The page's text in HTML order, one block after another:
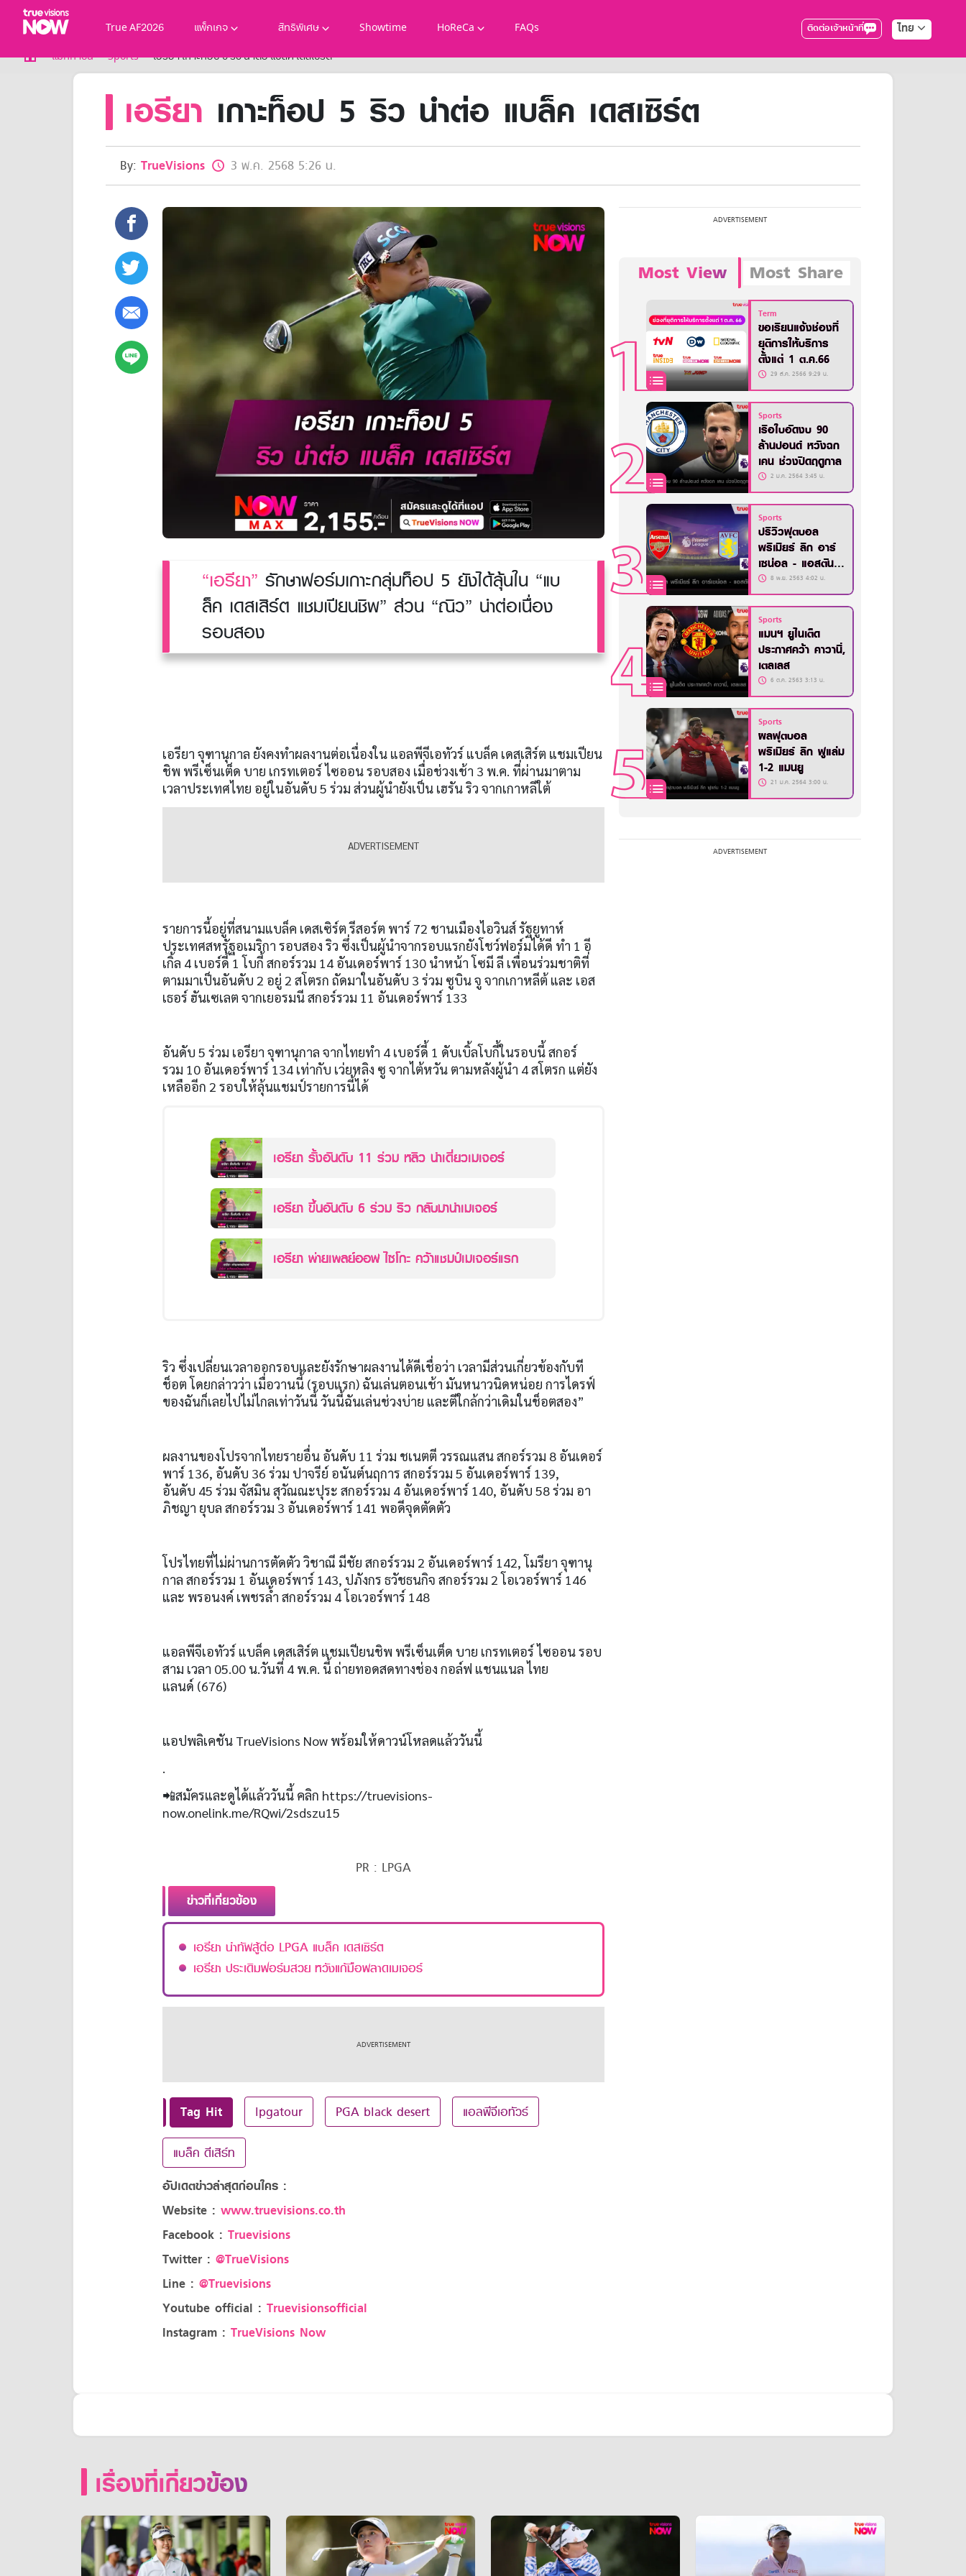
True AF2026 แพ็กเกจ สิทธิพิเศษ Showtime HoReCa FAQs ติดต่อเจ้าหน้าที่ ไทย
True AF2026
แพ็กเกจ
NOW BUNDLES
NOW Muay Thai
แพ็กเกจทรูวิชันส์นาวทั้งหมด
สิทธิพิเศษลูกค้าทรูวิชั่นส์
แพ็กเกจสำหรับผู้ประกอบการ
หาร้านร่วมรายการ
แม็กกาซีน Sports เอรียา เกาะท็อป 5 ริว นำต่อ แบล็ค เดสเซิร์ต
เอรียา เกาะท็อป 5 ริว นำต่อ แบล็ค เดสเซิร์ต
By: TrueVisions 3 พ.ค. 2568 5:26 น.
“เอรียา” รักษาฟอร์มเกาะกลุ่มท็อป 5 ยังได้ลุ้นใน “แบ
ล็ค เดสเสิร์ต แชมเปียนชิพ” ส่วน “ณิว” นำต่อเนื่อง
รอบสอง
เอรียา จุฑานุกาล ยังคงทำผลงานต่อเนื่องใน แอลพีจีเอทัวร์ แบล็ค เดสเสิร์ต แชมเปียน
ชิพ พรีเซ็นเต็ด บาย เกรทเตอร์ ไซออน รอบสอง เมื่อช่วงเช้า 3 พ.ค. ที่ผ่านมาตาม
เวลาประเทศไทย อยู่ในอันดับ 5 ร่วม ส่วนผู้นำยังเป็น เฮรัน ริว จากเกาหลีใต้
รายการนี้อยู่ที่สนามแบล็ค เดสเซิร์ต รีสอร์ต พาร์ 72 ชานเมืองไอวินส์ รัฐยูทาห์
ประเทศสหรัฐอเมริกา รอบสอง ริว ซึ่งเป็นผู้นำจากรอบแรกยังโชว์ฟอร์มได้ดี ทำ 1 อี
เกิ้ล 4 เบอร์ดี้ 1โบกี้ สกอร์รวม 14 อันเดอร์พาร์ 130 นำหน้า โซมี ลี เพื่อนร่วมชาติที่
ตามมาเป็นอันดับ 2 อยู่ 2 สโตรก ถัดมาในอันดับ 3 ร่วม ซูบิน จู จากเกาหลีต้ และ เอส
เธอร์ ฮันเซเลต จากเยอรมนี สกอร์รวม 11 อันเดอร์พาร์ 133
อันดับ 5 ร่วม เอรียา จุฑานุกาล จากไทยทำ 4 เบอร์ดี้ 1 ดับเบิ้ลโบกี้ในรอบนี้ สกอร์
รวม 10 อันเดอร์พาร์ 134 เท่ากับ เว่ยหลิง ซู จากไต้หวัน ตามหลังผู้นำ 4สโตรก แต่ยัง
เหลืออีก 2 รอบให้ลุ้นแชมป์รายการนี้ได้
เอรียา รั้งอันดับ 11 ร่วม หลิว นำเดี่ยวเมเจอร์
เอรียา ขึ้นอันดับ 6 ร่วม ริว กลับมานำเมเจอร์
เอรียา พ่ายเพลย์ออฟ ไซโกะ คว้าแชมป์เมเจอร์แรก
ริว ซึ่งเปลี่ยนเวลาออกรอบและยังรักษาผลงานได้ดีเชื่อว่า เวลามีส่วนเกี่ยวข้องกับที
ช็อต โดยกล่าวว่า เมื่อวานนี้ (รอบแรก) ฉันเล่นตอนเช้า มันหนาวนิดหน่อย การไดรฟ์
ของฉันก็เลยไปไม่ไกลเท่าวันนี้ วันนี้ฉันเล่นช่วงบ่าย และตีใกล้กว่าเดิมในช็อตสอง”
ผลงานของโปรจากไทยรายอื่น อันดับ 11 ร่วม ชเนตตี วรรณแสน สกอร์รวม 8 อันเดอร์
พาร์ 136, อันดับ 36 ร่วม ปาจรีย์ อนันต์นฤการ สกอร์รวม 5 อันเดอร์พาร์ 139,
อันดับ 45 ร่วม จัสมิน สุวัณณะปุระ สกอร์รวม 4 อันเดอร์พาร์ 140, อันดับ 58ร่วม อา
ภิชญา ยุบล สกอร์รวม 3 อันเดอร์พาร์ 141 พอดีจุดตัดตัว
โปรไทยที่ไม่ผ่านการตัดตัว วิชาณี มีชัย สกอร์รวม 2 อันเดอร์พาร์ 142,โมรียา จุฑานุ
กาล สกอร์รวม 1 อันเดอร์พาร์ 143, ปภังกร ธวัชธนกิจ สกอร์รวม 2โอเวอร์พาร์ 146
และ พรอนงค์ เพชรล้ำ สกอร์รวม 4โอเวอร์พาร์ 148
แอลพีจีเอทัวร์ แบล็ค เดสเสิร์ต แชมเปียนชิพ พรีเซ็นเต็ด บาย เกรทเตอร์ ไซออนรอบ
สาม เวลา 05.00 น.วันที่ 4 พ.ค. นี้ ถ่ายทอดสดทางช่อง กอล์ฟ แชนแนล ไทย
แลนด์ (676)
แอปพลิเคชัน TrueVisions Now พร้อมให้ดาวน์โหลดแล้ววันนี้
.
📲สมัครและดูได้แล้ววันนี้ คลิก https://truevisions-
now.onelink.me/RQwi/2sdszu15
PR : LPGA
ข่าวที่เกี่ยวข้อง
เอรียา นำทัพสู้ต่อ LPGA แบล็ค เดสเซิร์ต
เอรียา ประเดิมฟอร์มสวย หวังแก้มือพลาดเมเจอร์
Tag Hit lpgatour PGA black desert แอลพีจีเอทัวร์
แบล็ค ดีเสิร์ท
อัปเดตข่าวล่าสุดก่อนใคร :
Website : www.truevisions.co.th
Facebook : Truevisions
Twitter : @TrueVisions
Line : @Truevisions
Youtube official : Truevisionsofficial
Instagram : TrueVisions Now
Most View Most Share
Term
ขอเรียนแจ้งช่องที่
ยุติการให้บริการ
ตั้งแต่ 1 ต.ค.66
29 ส.ค. 2566 9:29 น.
Sports
เรือใบอัดงบ 90
ล้านปอนด์ หวังฉก
เคน ช่วงปิดฤดูกาล
2 ม.ค. 2564 3:45 น.
Sports
ปรีวิวฟุตบอล
พรีเมียร์ ลีก อาร์
เซน่อล - แอสตัน
วิลล่า8 พ.ย. 2563 4:02 น.
Sports
แมนฯ ยูไนเต็ด
ประกาศคว้า คาวานี่,
เตลเลส
6 ต.ค. 2563 3:13 น.
Sports
ผลฟุตบอล
พรีเมียร์ ลีก ฟูแล่ม
1-2 แมนยู
21 ม.ค. 2564 3:00 น.
เรื่องที่เกี่ยวข้อง